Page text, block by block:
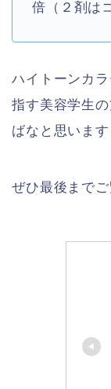
倍（２剤は
ハイトーンカ
指す美容学生
ばなと思います
ぜひ最後までご